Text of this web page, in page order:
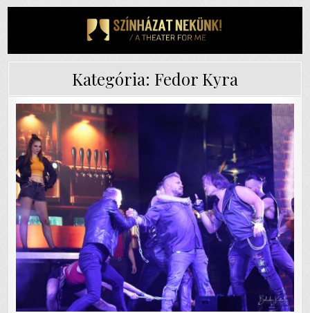
Kategória: Fedor Kyra